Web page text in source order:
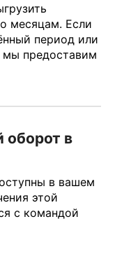
месяцам. Если
период или
мы предоставим
оборот в
в вашем
этой
с командой